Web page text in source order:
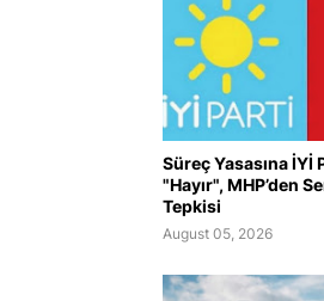
Süreç Yasasına İYİ
"Hayır", MHP’den
Tepkisi
August 05, 2026